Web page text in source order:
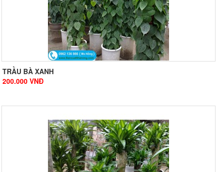
TRẦU BÀ XANH
200.000 VNĐ